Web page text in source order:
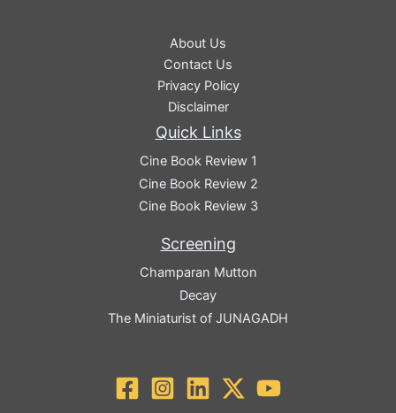
About Us
Contact Us
Privacy Policy
Disclaimer
Quick Links
Cine Book Review 1
Cine Book Review 2
Cine Book Review 3
Screening
Champaran Mutton
Decay
The Miniaturist of JUNAGADH